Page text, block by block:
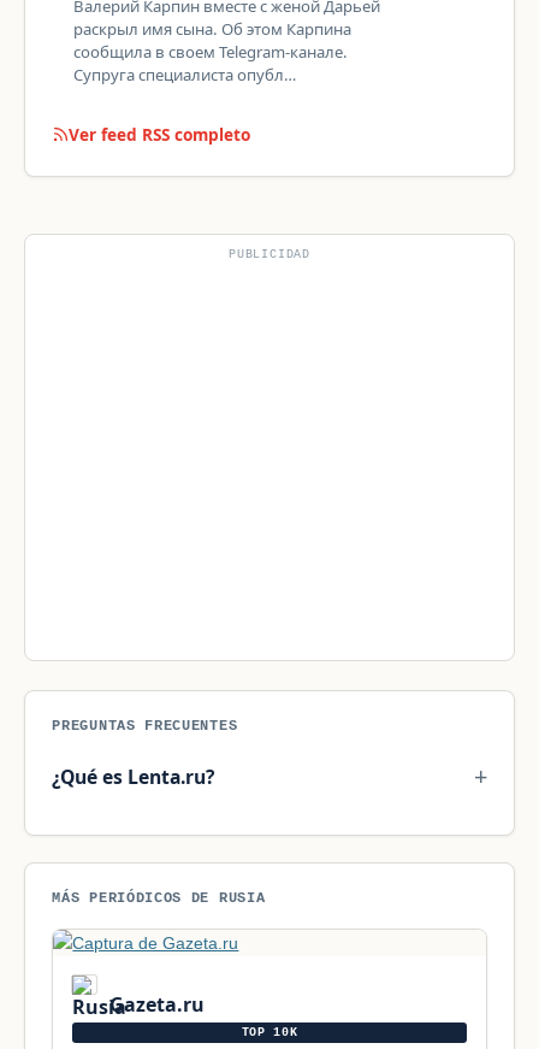
Валерий Карпин вместе с женой Дарьей
раскрыл имя сына. Об этом Карпина
сообщила в своем Telegram-канале.
Супруга специалиста опубл…
Ver feed RSS completo
PUBLICIDAD
PREGUNTAS FRECUENTES
¿Qué es Lenta.ru?
MÁS PERIÓDICOS DE RUSIA
Gazeta.ru
TOP 10K